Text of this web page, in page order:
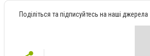
Поділіться та підписуйтесь на наші джерела